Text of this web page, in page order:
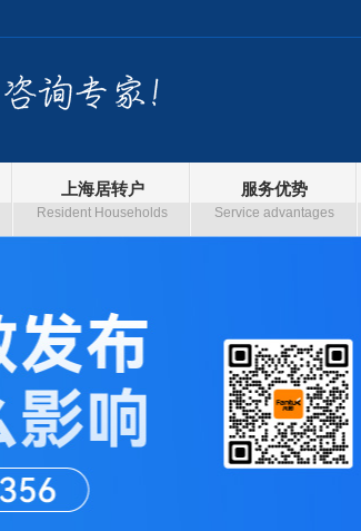
上海居转户
Resident Households
服务优势
Service advantages